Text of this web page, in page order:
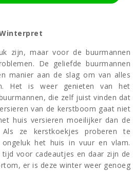
zijn, maar voor de buurmannen
De geliefde buurmannen
manier aan de slag om van alles
Het is weer genieten van het
die zelf juist vinden dat
van de kerstboom gaat niet
huis versieren moeilijker dan de
Als ze kerstkoekjes proberen te
het huis in vuur en vlam.
voor cadeautjes en daar zijn de
er is deze winter weer genoeg